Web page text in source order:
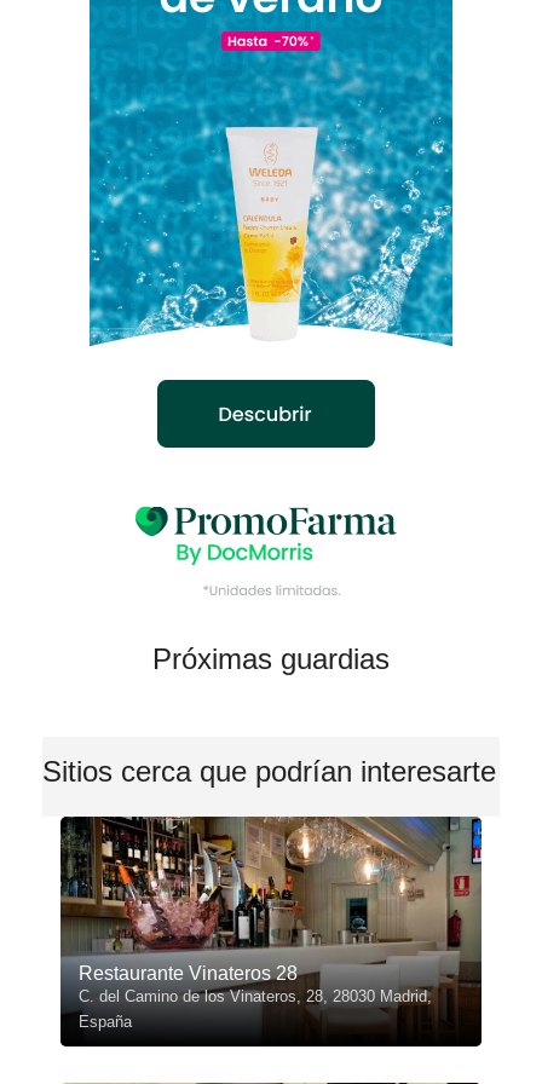
Próximas guardias
Sitios cerca que podrían interesarte
Restaurante Vinateros 28
C. del Camino de los Vinateros, 28, 28030 Madrid,
España